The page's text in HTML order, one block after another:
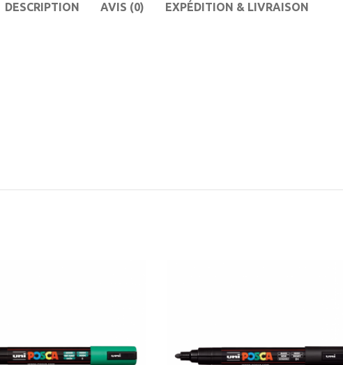
DESCRIPTION AVIS (0) EXPÉDITION & LIVRAISON